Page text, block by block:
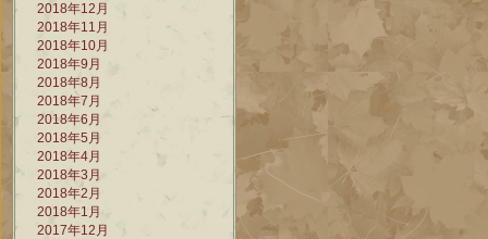
2018年12月
2018年11月
2018年10月
2018年9月
2018年8月
2018年7月
2018年6月
2018年5月
2018年4月
2018年3月
2018年2月
2018年1月
2017年12月